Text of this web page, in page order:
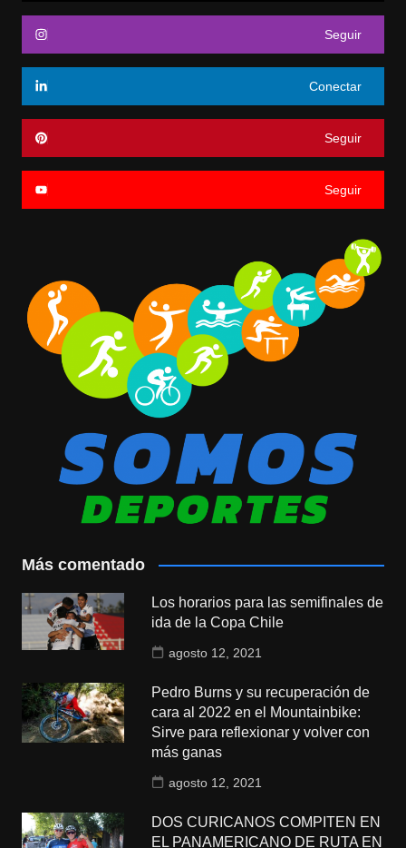
Seguir
Conectar
Seguir
Seguir
Más comentado
Los horarios para las semifinales de
ida de la Copa Chile
agosto 12, 2021
Pedro Burns y su recuperación de
cara al 2022 en el Mountainbike:
Sirve para reflexionar y volver con
más ganas
agosto 12, 2021
DOS CURICANOS COMPITEN EN
EL PANAMERICANO DE RUTA EN